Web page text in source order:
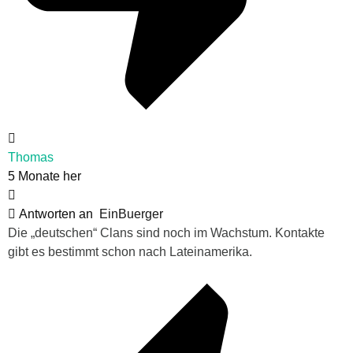
Thomas
5 Monate her
Antworten an
EinBuerger
Die „deutschen“ Clans sind noch im Wachstum. Kontakte
gibt es bestimmt schon nach Lateinamerika.